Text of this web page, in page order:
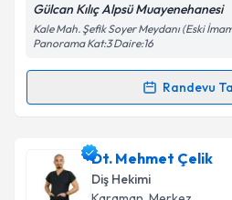
Kişisel verilerimin
Metni'ni okudum ve
kapsamda işlenmesini
Takvim
Gülcan Kılıç Alpsü Muayenehanesi
Kale Mah. Şefik Soyer Meydanı (Eski
Panorama Kat:3 Daire:16
Randevu
Randevu Takvimi Talebi
Dt. Gülcan Kılıç Alpsüiçin
oluşturun. Size bu uzmandan
takvim hazırlandığında e-
Dt. Mehmet Çelik
Diş Hekimi